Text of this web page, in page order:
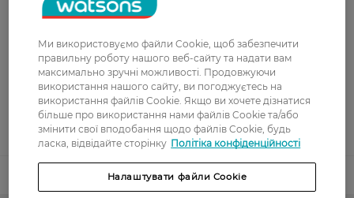
Оплата карткою
Післяоплата
Показати більше
Ми використовуємо файли Cookie, щоб забезпечити
правильну роботу нашого веб-сайту та надати вам
максимально зручні можливості. Продовжуючи
використання нашого сайту, ви погоджуєтесь на
використання файлів Cookie. Якщо ви хочете дізнатися
більше про використання нами файлів Cookie та/або
змінити свої вподобання щодо файлів Cookie, будь
ласка, відвідайте сторінку Політіка конфіденційності
Налаштувати файли Cookie